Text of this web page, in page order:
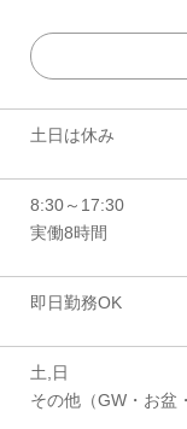
土日は休み
8:30～17:30
実働8時間
即日勤務OK
土,日
その他（GW・お盆